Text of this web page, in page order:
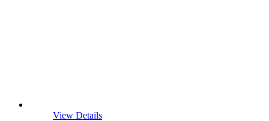
View Details